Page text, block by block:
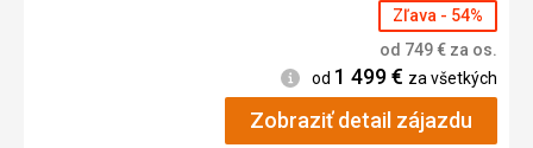
Zľava - 54%
od 749€ za os.
Informácie
od 1 499€ za všetkých
Zobraziť detail zájazdu